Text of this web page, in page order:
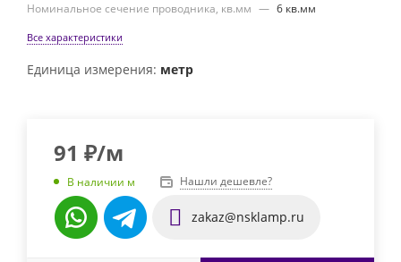
Номинальное сечение проводника, кв.мм — 6 кв.мм
Все характеристики
Единица измерения: метр
91 ₽/м
В наличии м Нашли дешевле?
zakaz@nsklamp.ru